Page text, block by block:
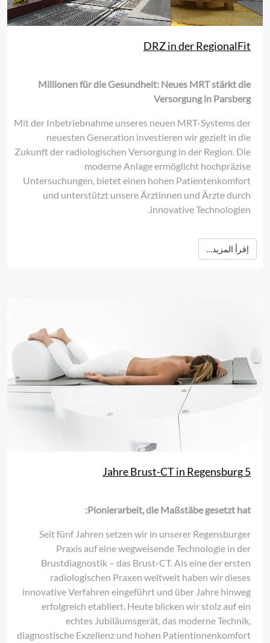
DRZ in der RegionalFit
Millionen für die Gesundheit: Neues MRT stärkt die
Versorgung in Parsberg
Mit der Inbetriebnahme unseres neuen MRT-Systems der
neuesten Generation investieren wir gezielt in die
Zukunft der radiologischen Versorgung in der Region. Die
moderne Anlage ermöglicht hochpräzise
Untersuchungen, bietet einen hohen Patientenkomfort
und unterstützt unsere Ärztinnen und Ärzte durch
innovative Technologien.
اِقرأ المزيد…
5 Jahre Brust-CT in Regensburg
Pionierarbeit, die Maßstäbe gesetzt hat:
Seit fünf Jahren setzen wir in unserer Regensburger
Praxis auf eine wegweisende Technologie in der
Brustdiagnostik – das Brust-CT. Als eine der ersten
radiologischen Praxen weltweit haben wir dieses
innovative Verfahren eingeführt und über Jahre hinweg
erfolgreich etabliert. Heute blicken wir stolz auf ein
echtes Jubiläumsgerät, das moderne Technik,
diagnostische Exzellenz und hohen Patientinnenkomfort